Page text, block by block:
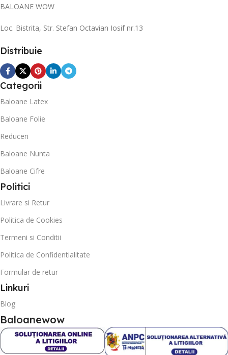
BALOANE WOW
Loc. Bistrita, Str. Stefan Octavian Iosif nr.13
Distribuie
Categorii
Baloane Latex
Baloane Folie
Reduceri
Baloane Nunta
Baloane Cifre
Politici
Livrare si Retur
Politica de Cookies
Termeni si Conditii
Politica de Confidentialitate
Formular de retur
Linkuri
Blog
Baloanewow